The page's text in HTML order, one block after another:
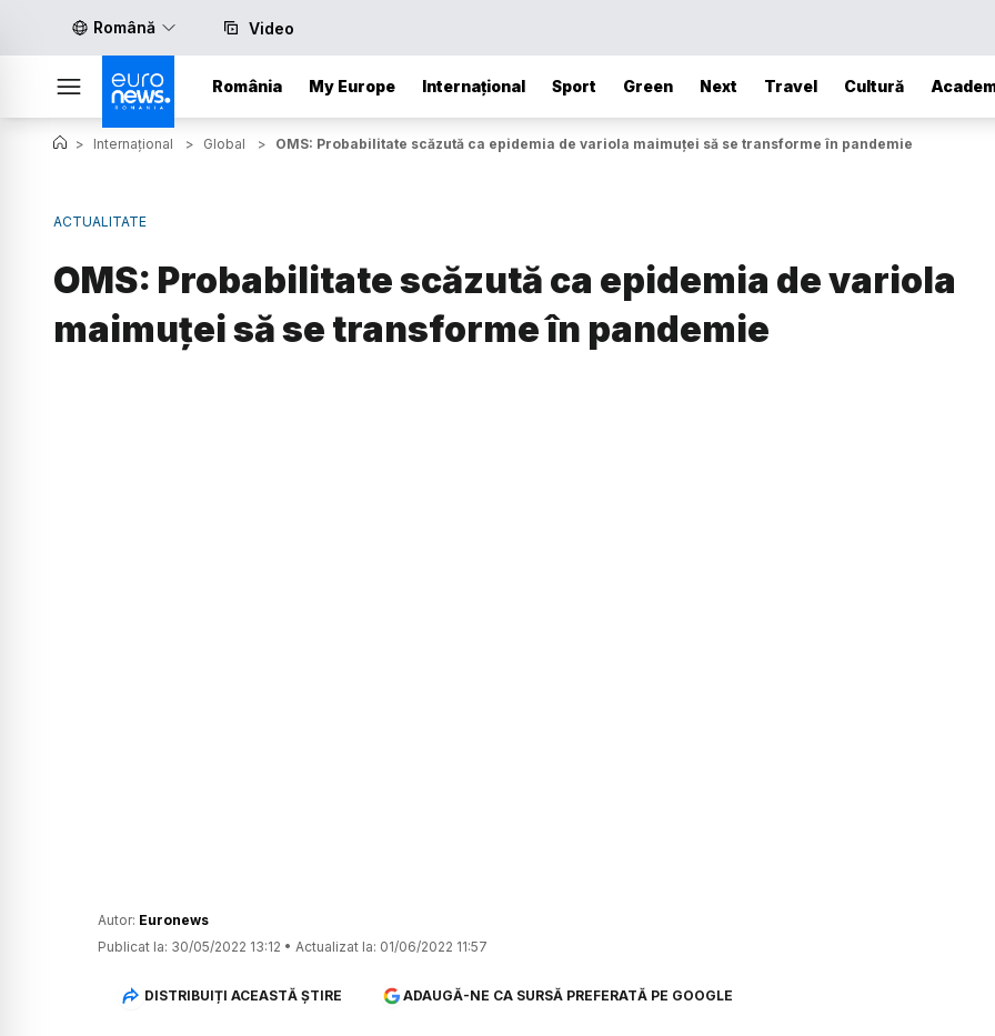
Română Video
România My Europe Internațional Sport Green Next Travel Cultură
> Internațional > Global > OMS: Probabilitate scăzută ca epidemia de variola maimuței să se transforme în pandemie
ACTUALITATE
OMS: Probabilitate scăzută ca epidemia de variola
maimuței să se transforme în pandemie
Autor: Euronews
Publicat la: 30/05/2022 13:12 • Actualizat la: 01/06/2022 11:57
DISTRIBUIȚI ACEASTĂ ȘTIRE ADAUGĂ-NE CA SURSĂ PREFERATĂ PE GOOGLE